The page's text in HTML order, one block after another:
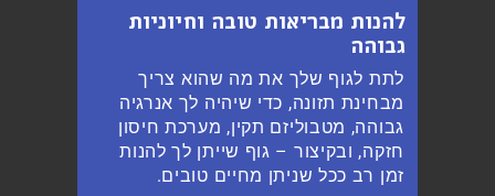
להנות מבריאות טובה וחיוניות
גבוהה
לתת לגוף שלך את מה שהוא צריך
מבחינת תזונה, כדי שיהיה לך אנרגיה
גבוהה, מטבוליזם תקין, מערכת חיסון
חזקה, ובקיצור – גוף שייתן לך להנות
זמן רב ככל שניתן מחיים טובים.